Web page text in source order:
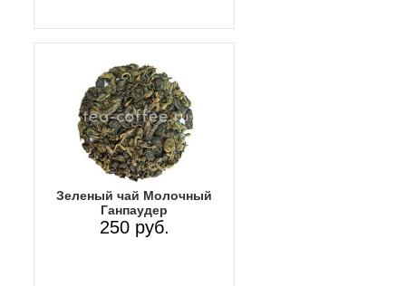
Зеленый чай Молочный
Ганпаудер
250 руб.